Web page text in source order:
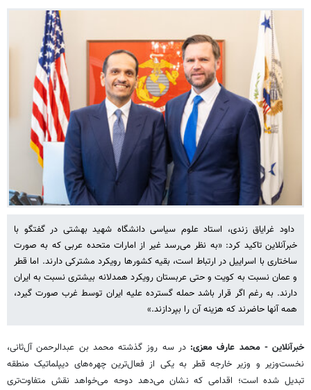
داود غرایاق زندی، استاد علوم سیاسی دانشگاه شهید بهشتی در گفتگو با
خبرآنلاین تاکید کرد: «به نظر می‌رسد غیر از امارات متحده عربی که به صورت
ساختاری با اسراییل در ارتباط است، بقیه کشورها رویکرد مشترکی دارند. اما قطر
و عمان نسبت به کویت و حتی عربستان رویکرد همدلانه بیشتری نسبت به ایران
دارند. به رغم اگر قرار باشد حمله گسترده علیه ایران توسط غرب صورت گیرد،
همه آنها حاضرند که هزینه آن را بپردازند.»
خبرآنلاین - محمد عارف معزی:در سه روز گذشته محمد بن عبدالرحمن آل‌ثانی،
نخست‌وزیر و وزیر خارجه ⁧قطر⁩ به یکی از فعال‌ترین چهره‌های دیپلماتیک منطقه
تبدیل شده است؛ اقدامی که نشان می‌دهد دوحه می‌خواهد نقش متفاوت‌تری